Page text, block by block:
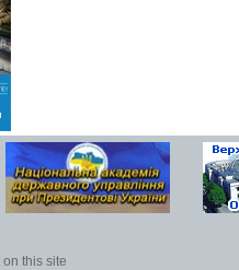
this site